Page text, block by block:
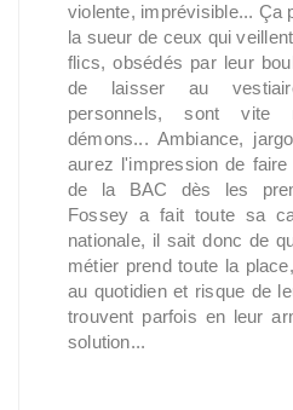
violente, imprévisible... Ça
la sueur de ceux qui
flics, obsédés par leur
de laisser au
personnels, sont vite
démons... Ambiance,
aurez l'impression de
de la BAC dès les
Fossey a fait toute sa
nationale, il sait donc de
métier prend toute la
au quotidien et risque de
trouvent parfois en leur
solution...